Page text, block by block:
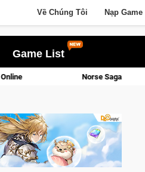
Về Chúng Tôi Nạp Game
Game List
Norse Saga Chính Thức Mở Cửa Closed